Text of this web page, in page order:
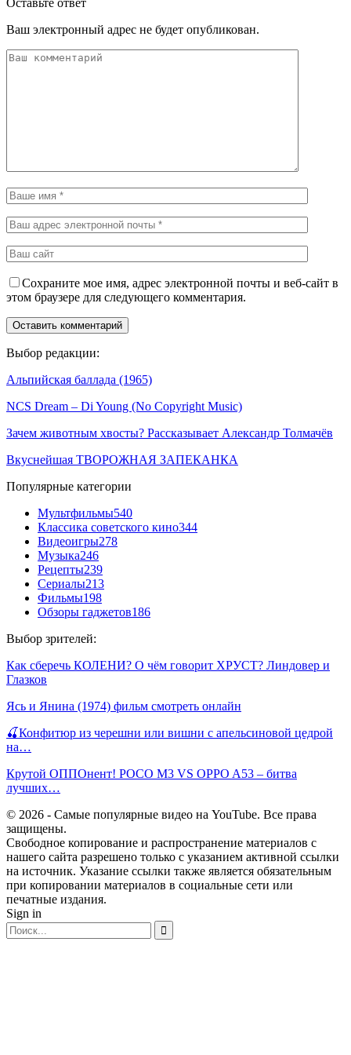
Ваш электронный адрес не будет опубликован.
Сохраните мое имя, адрес электронной почты и веб-сайт в
этом браузере для следующего комментария.
Выбор редакции:
Альпийская баллада (1965)
NCS Dream – Di Young (No Copyright Music)
Зачем животным хвосты? Рассказывает Александр Толмачёв
Вкуснейшая ТВОРОЖНАЯ ЗАПЕКАНКА
Популярные категории
Мультфильмы540
Классика советского кино344
Видеоигры278
Музыка246
Рецепты239
Сериалы213
Фильмы198
Обзоры гаджетов186
Выбор зрителей:
Как сберечь КОЛЕНИ? О чём говорит ХРУСТ? Линдовер и
Глазков
Ясь и Янина (1974) фильм смотреть онлайн
🍒Конфитюр из черешни или вишни с апельсиновой цедрой
на…
Крутой ОППОнент! POCO M3 VS OPPO A53 – битва
лучших…
© 2026 - Самые популярные видео на YouTube. Все права
защищены.
Свободное копирование и распространение материалов с
нашего сайта разрешено только с указанием активной ссылки
на источник. Указание ссылки также является обязательным
при копировании материалов в социальные сети или
печатные издания.
Sign in